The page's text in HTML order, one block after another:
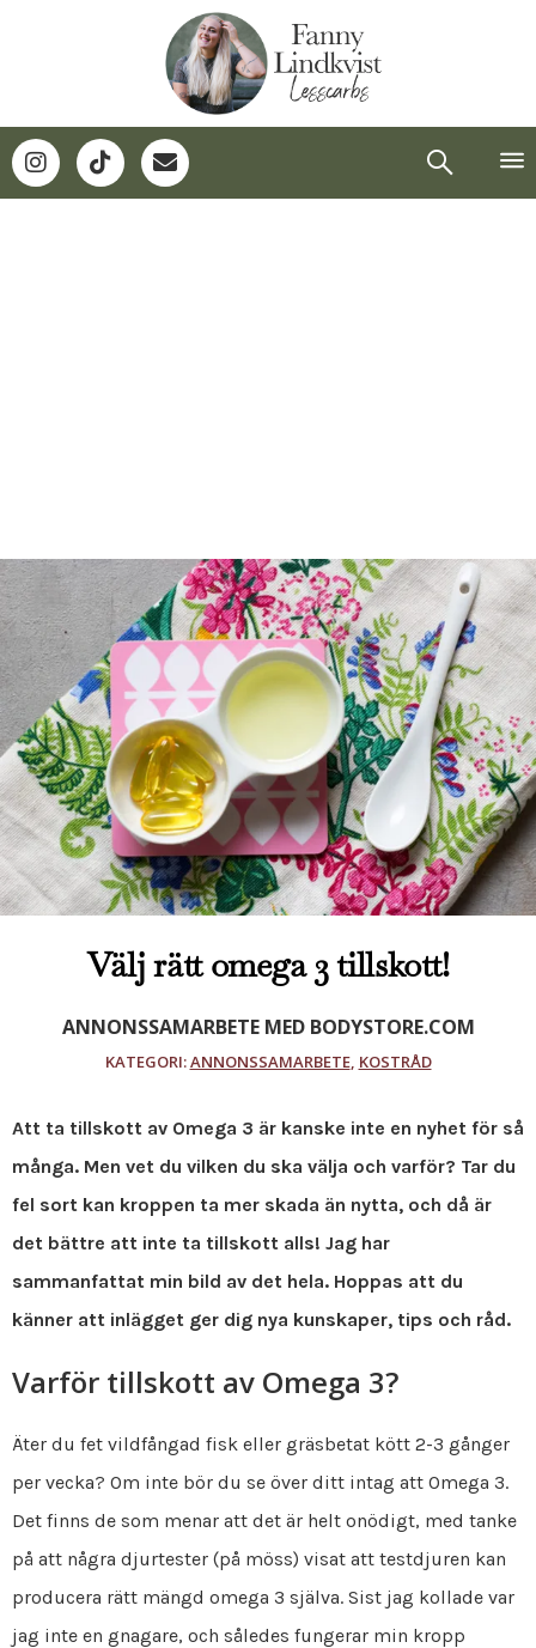
Välj rätt omega 3 tillskott!
ANNONSSAMARBETE MED BODYSTORE.COM
KATEGORI:ANNONSSAMARBETE, KOSTRÅD
Att ta tillskott av Omega 3 är kanske inte en nyhet för så
många. Men vet du vilken du ska välja och varför? Tar du
fel sort kan kroppen ta mer skada än nytta, och då är
det bättre att inte ta tillskott alls! Jag har
sammanfattat min bild av det hela. Hoppas att du
känner att inlägget ger dig nya kunskaper, tips och råd.
Varför tillskott av Omega 3?
Äter du fet vildfångad fisk eller gräsbetat kött 2-3 gånger
per vecka? Om inte bör du se över ditt intag att Omega 3.
Det finns de som menar att det är helt onödigt, med tanke
på att några djurtester (på möss) visat att testdjuren kan
producera rätt mängd omega 3 själva. Sist jag kollade var
jag inte en gnagare, och således fungerar min kropp